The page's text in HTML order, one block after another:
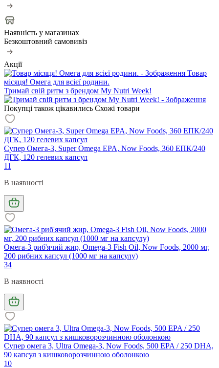
Наявність у магазинах
Безкоштовний самовивіз
Акції
Товар
місяця! Омега для всієї родини.
Тримай свій ритм з брендом My Nutri Week!
Покупці також цікавились Схожі товари
Супер Омега-3, Super Omega EPA, Now Foods, 360 ЕПК/240
ДГК, 120 гелевих капсул
11
В наявності
Омега-3 риб'ячий жир, Omega-3 Fish Oil, Now Foods, 2000 мг,
200 рибних капсул (1000 мг на капсулу)
34
В наявності
Супер омега 3, Ultra Omega-3, Now Foods, 500 EPA / 250 DHA,
90 капсул з кишковорозчинною оболонкою
10